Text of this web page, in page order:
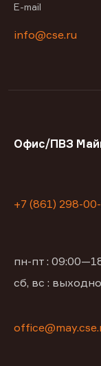
E-mail
info@cse.ru
Офис/ПВЗ
+7 (861) 298-
пн-пт :
сб, вс :